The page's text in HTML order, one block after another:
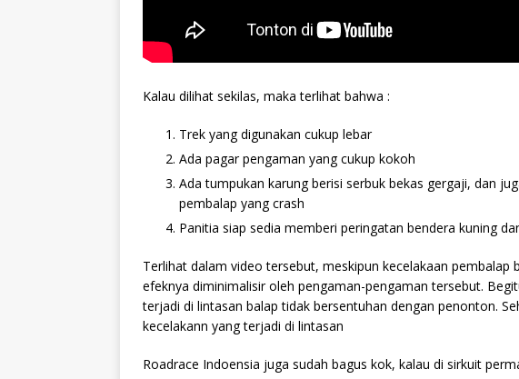
Kalau dilihat sekilas, maka terlihat bahwa :
Trek yang digunakan cukup lebar
Ada pagar pengaman yang cukup kokoh
Ada tumpukan karung berisi serbuk bekas gergaji, dan
pembalap yang crash
Panitia siap sedia memberi peringatan bendera kuning
Terlihat dalam video tersebut, meskipun kecelakaan pembalap
efeknya diminimalisir oleh pengaman-pengaman tersebut.
terjadi di lintasan balap tidak bersentuhan dengan penonton.
kecelakann yang terjadi di lintasan
Roadrace Indoensia juga sudah bagus kok, kalau di sirkuit